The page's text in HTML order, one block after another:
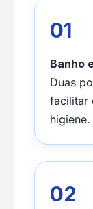
01
Banho
Duas
facilitar
higiene.
02